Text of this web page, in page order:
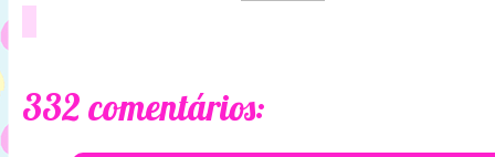
332 comentários: